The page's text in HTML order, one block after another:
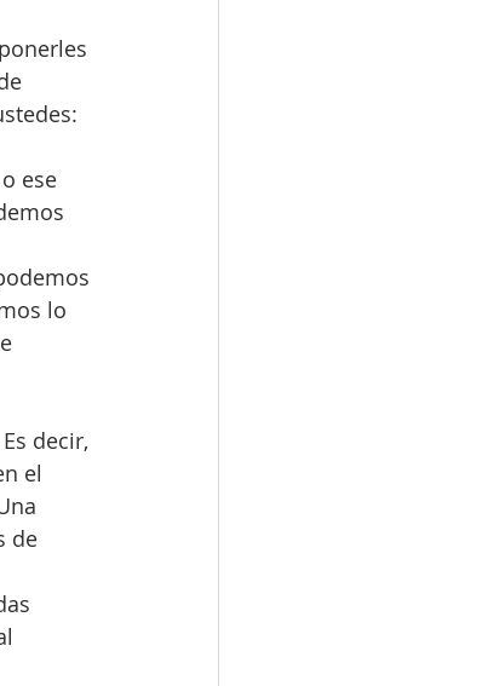
ese
lo
decir,
el
de